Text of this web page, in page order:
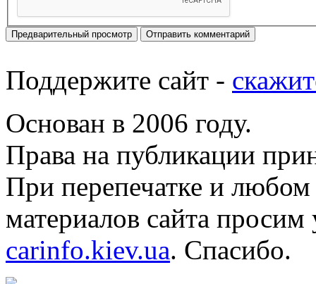
Поддержите сайт -
Основан в 2006 году.
Права на публикации
При перепечатке и
материалов сайта просим
carinfo.kiev.ua. Спасибо.